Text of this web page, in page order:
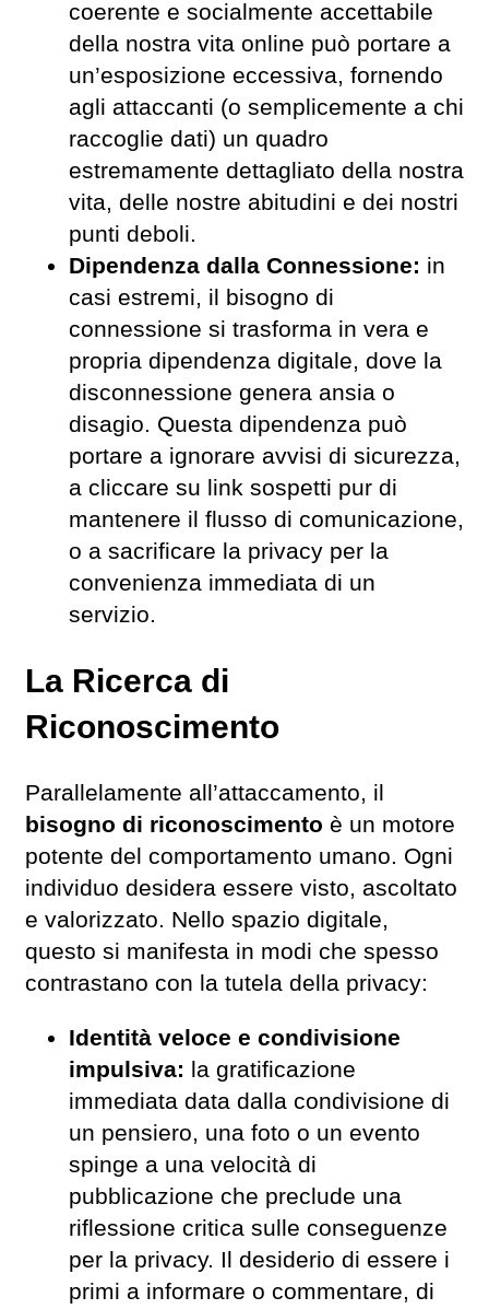
coerente e socialmente accettabile
della nostra vita online può portare a
un’esposizione eccessiva, fornendo
agli attaccanti (o semplicemente a chi
raccoglie dati) un quadro
estremamente dettagliato della nostra
vita, delle nostre abitudini e dei nostri
punti deboli.
Dipendenza dalla Connessione: in
casi estremi, il bisogno di
connessione si trasforma in vera e
propria dipendenza digitale, dove la
disconnessione genera ansia o
disagio. Questa dipendenza può
portare a ignorare avvisi di sicurezza,
a cliccare su link sospetti pur di
mantenere il flusso di comunicazione,
o a sacrificare la privacy per la
convenienza immediata di un
servizio.
La Ricerca di
Riconoscimento
Parallelamente all’attaccamento, il
bisogno di riconoscimento è un motore
potente del comportamento umano. Ogni
individuo desidera essere visto, ascoltato
e valorizzato. Nello spazio digitale,
questo si manifesta in modi che spesso
contrastano con la tutela della privacy:
Identità veloce e condivisione
impulsiva: la gratificazione
immediata data dalla condivisione di
un pensiero, una foto o un evento
spinge a una velocità di
pubblicazione che preclude una
riflessione critica sulle conseguenze
per la privacy. Il desiderio di essere i
primi a informare o commentare, di